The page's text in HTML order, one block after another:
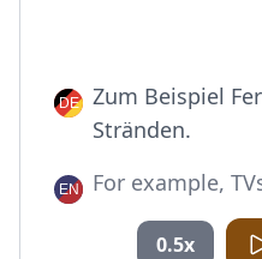
Zum Beispiel
Stränden.
For example,
0.5x